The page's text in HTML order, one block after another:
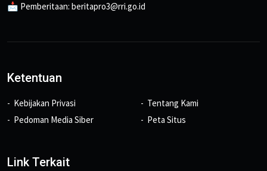
📩 Pemberitaan: beritapro3@rri.go.id
Ketentuan
Kebijakan Privasi
Pedoman Media Siber
Tentang Kami
Peta Situs
Link Terkait